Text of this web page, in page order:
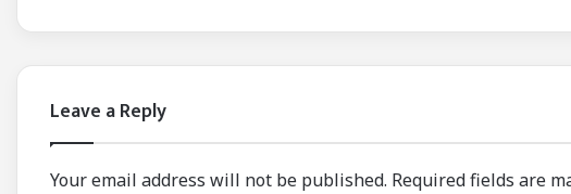
Leave a Reply
Your email address will not be published. Required fields are